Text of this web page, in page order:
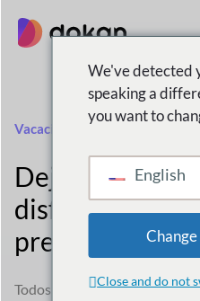
contenido
Vacaciones del vendedor
Deje que sus
disfruten de
Todos necesitamos
We've detected
speaking a
you want to
English
Close and do not